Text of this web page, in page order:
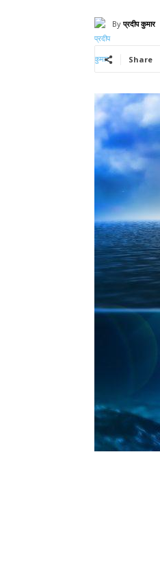
By प्रदीप कुमार
Share